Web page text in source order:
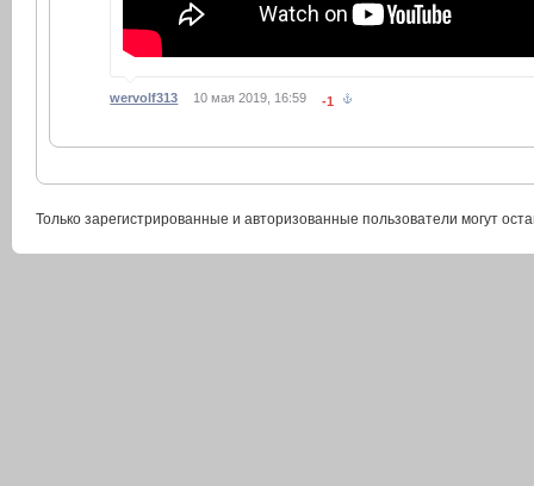
wervolf313 10 мая 2019, 16:59 -1
Только зарегистрированные и авторизованные пользователи могут